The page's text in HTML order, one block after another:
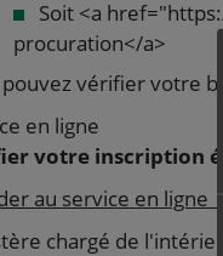
Soit <a
procuration</a>
pouvez vérifier votre
en ligne
votre inscription
au service en ligne
chargé de l'intérieur